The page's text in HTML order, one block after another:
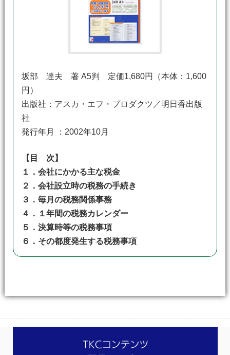
坂部 達夫 著 A5判 定価1,680円（本体：1,600
円）
出版社：アスカ・エフ・プロダクツ／明日香出版
社
発行年月 ：2002年10月
【目 次】
１．会社にかかる主な税金
２．会社設立時の税務の手続き
３．毎月の税務関係事務
４．１年間の税務カレンダー
５．決算時等の税務事項
６．その都度発生する税務事項